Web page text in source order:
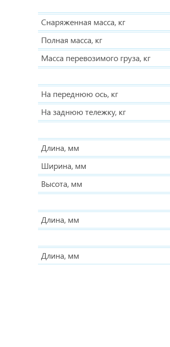
Снаряженная масса, кг
Полная масса, кг
Масса перевозимого груза, кг
На переднюю ось, кг
На заднюю тележку, кг
Длина, мм
Ширина, мм
Высота, мм
Длина, мм
Длина, мм